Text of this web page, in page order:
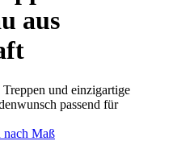
aus
und einzigartige
passend für
nach Maß